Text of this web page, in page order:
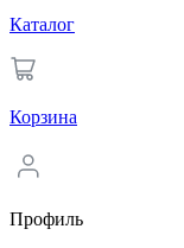
Каталог
Корзина
Профиль